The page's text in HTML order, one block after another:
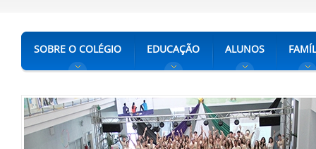
SOBRE O COLÉGIO EDUCAÇÃO ALUNOS